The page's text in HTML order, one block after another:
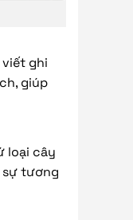
ghi
giúp
loại cây
sự tương